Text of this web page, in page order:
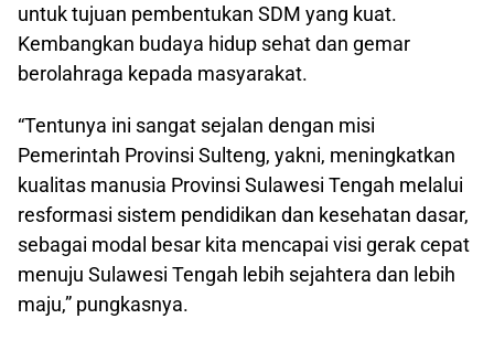
untuk tujuan pembentukan SDM yang kuat.
Kembangkan budaya hidup sehat dan gemar
berolahraga kepada masyarakat.
“Tentunya ini sangat sejalan dengan misi
Pemerintah Provinsi Sulteng, yakni, meningkatkan
kualitas manusia Provinsi Sulawesi Tengah melalui
resformasi sistem pendidikan dan kesehatan dasar,
sebagai modal besar kita mencapai visi gerak cepat
menuju Sulawesi Tengah lebih sejahtera dan lebih
maju,” pungkasnya.